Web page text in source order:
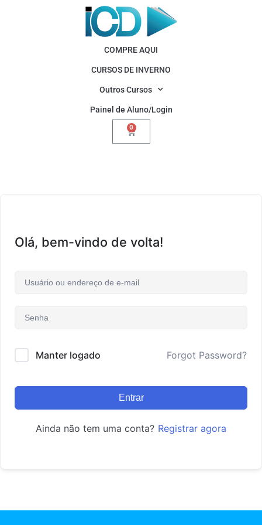
COMPRE AQUI
CURSOS DE INVERNO
Outros Cursos
Painel de Aluno/Login
0
Olá, bem-vindo de volta!
Manter logado Forgot Password?
Entrar
Ainda não tem uma conta? Registrar agora